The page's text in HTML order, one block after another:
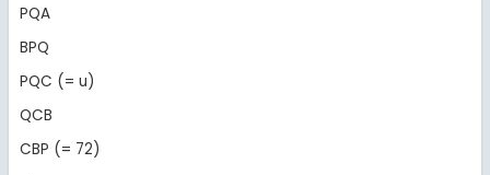
PQA
BPQ
PQC (= u)
QCB
CBP (= 72)